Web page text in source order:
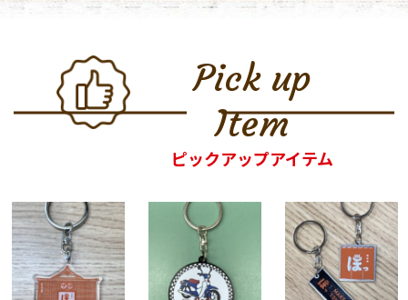
Pick up
Item
ピックアップアイテム